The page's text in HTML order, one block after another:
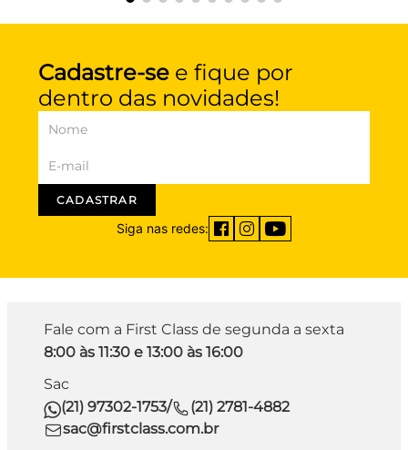
Cadastre-se e fique por
dentro das novidades!
CADASTRAR
Siga nas redes:
Fale com a First Class de segunda a sexta
8:00 às 11:30 e 13:00 às 16:00
Sac
(21) 97302-1753/
(21) 2781-4882
sac@firstclass.com.br